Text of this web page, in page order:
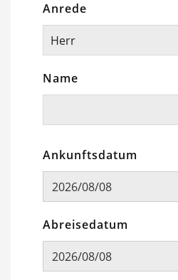
Anrede
Herr
Name
Ankunftsdatum
Abreisedatum